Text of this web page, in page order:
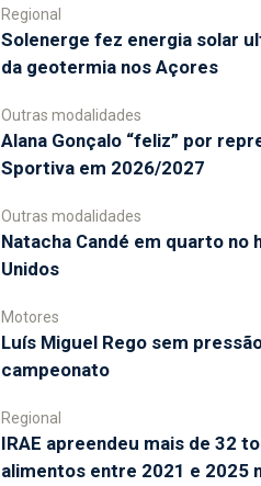
Regional
Solenerge fez energia solar
da geotermia nos Açores
Outras modalidades
Alana Gonçalo “feliz” por
Sportiva em 2026/2027
Outras modalidades
Natacha Candé em quarto no
Unidos
Motores
Luís Miguel Rego sem
campeonato
Regional
IRAE apreendeu mais de 32
alimentos entre 2021 e 2025